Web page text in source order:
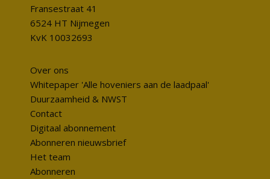
Fransestraat 41
6524 HT Nijmegen
KvK 10032693
Over ons
Whitepaper 'Alle hoveniers aan de laadpaal'
Duurzaamheid & NWST
Contact
Digitaal abonnement
Abonneren nieuwsbrief
Het team
Abonneren